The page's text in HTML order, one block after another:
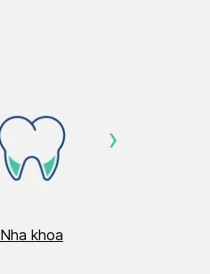
Nha khoa
›